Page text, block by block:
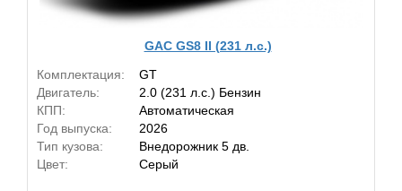
GAC GS8 II (231 л.с.)
Комплектация:
GT
Двигатель:
2.0 (231 л.с.) Бензин
КПП:
Автоматическая
Год выпуска:
2026
Тип кузова:
Внедорожник 5 дв.
Цвет:
Серый